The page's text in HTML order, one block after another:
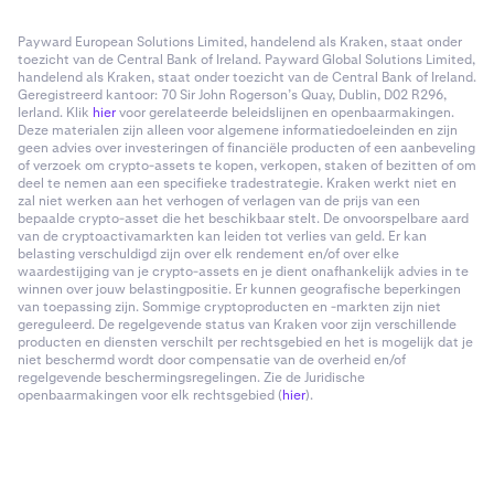
Payward European Solutions Limited, handelend als Kraken, staat onder
toezicht van de Central Bank of Ireland. Payward Global Solutions Limited,
handelend als Kraken, staat onder toezicht van de Central Bank of Ireland.
Geregistreerd kantoor: 70 Sir John Rogerson’s Quay, Dublin, D02 R296,
Ierland. Klik hiervoor gerelateerde beleidslijnen en openbaarmakingen.
Deze materialen zijn alleen voor algemene informatiedoeleinden en zijn
geen advies over investeringen of financiële producten of een aanbeveling
of verzoek om crypto-assets te kopen, verkopen, staken of bezitten of om
deel te nemen aan een specifieke tradestrategie. Kraken werkt niet en
zal niet werken aan het verhogen of verlagen van de prijs van een
bepaalde crypto-asset die het beschikbaar stelt. De onvoorspelbare aard
van de cryptoactivamarkten kan leiden tot verlies van geld. Er kan
belasting verschuldigd zijn over elk rendement en/of over elke
waardestijging van je crypto-assets en je dient onafhankelijk advies in te
winnen over jouw belastingpositie. Er kunnen geografische beperkingen
van toepassing zijn. Sommige cryptoproducten en -markten zijn niet
gereguleerd. De regelgevende status van Kraken voor zijn verschillende
producten en diensten verschilt per rechtsgebied en het is mogelijk dat je
niet beschermd wordt door compensatie van de overheid en/of
regelgevende beschermingsregelingen. Zie de Juridische
openbaarmakingen voor elk rechtsgebied (hier).